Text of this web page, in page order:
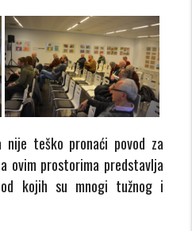
nije teško pronaći povod za
ovim prostorima predstavlja
kojih su mnogi tužnog i